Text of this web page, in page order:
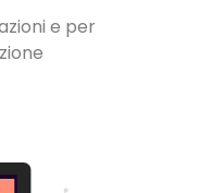
e per